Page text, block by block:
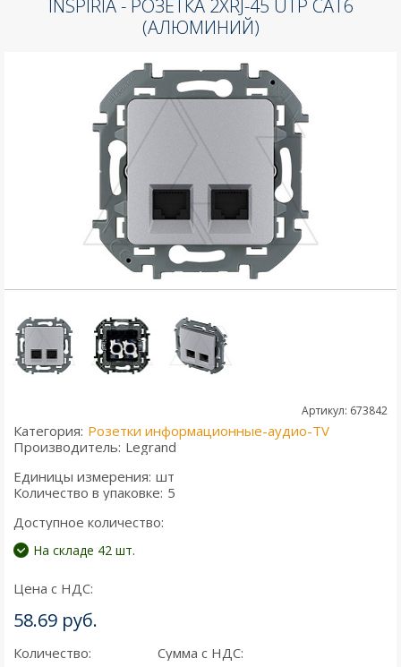
INSPIRIA - РОЗЕТКА 2ХRJ-45 UTP CAT6
(АЛЮМИНИЙ)
Артикул: 673842
Категория: Розетки информационные-аудио-TV
Производитель: Legrand
Единицы измерения: шт
Количество в упаковке: 5
Доступное количество:
На складе 42 шт.
Цена с НДС:
58.69 руб.
Количество: Сумма с НДС: